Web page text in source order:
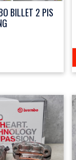
BILLET 2 PIS